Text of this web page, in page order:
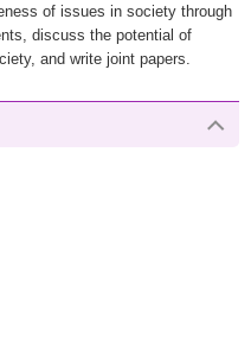
of issues in society through
discuss the potential of
and write joint papers.